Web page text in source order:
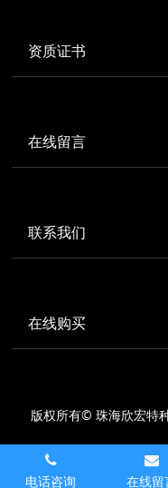
资质证书
在线留言
联系我们
在线购买
版权所有© 珠海欣宏特
电话咨询 在线留